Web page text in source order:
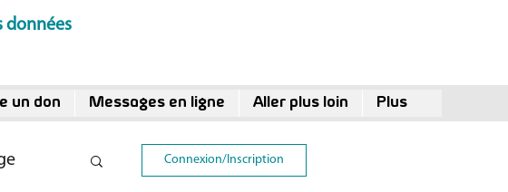
données
un don Messages en ligne Aller plus loin Plus
Connexion/Inscription